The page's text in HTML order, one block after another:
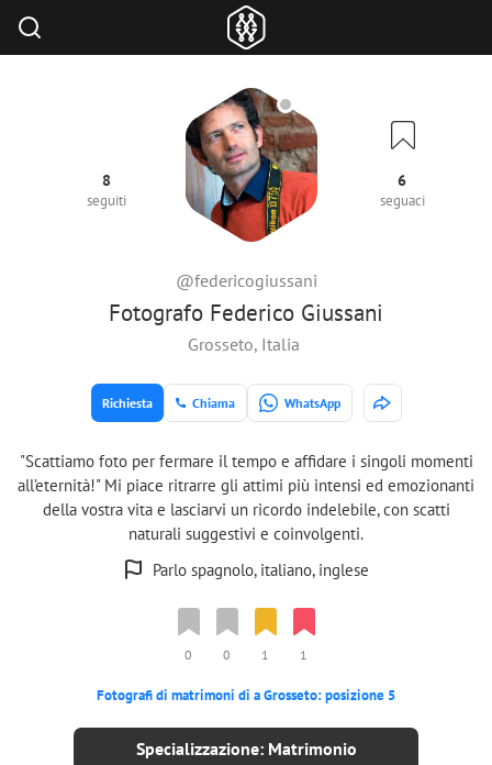
Fotografo Federico Giussani
@federicogiussani
8
seguiti
6
seguaci
Grosseto, Italia
Richiesta Chiama WhatsApp
"Scattiamo foto per fermare il tempo e affidare i singoli momenti
all’eternità!" Mi piace ritrarre gli attimi più intensi ed emozionanti
della vostra vita e lasciarvi un ricordo indelebile, con scatti
naturali suggestivi e coinvolgenti.
Parlo spagnolo, italiano, inglese
0 0 1 1
Fotografi di matrimoni di a Grosseto: posizione 5
Specializzazione: Matrimonio